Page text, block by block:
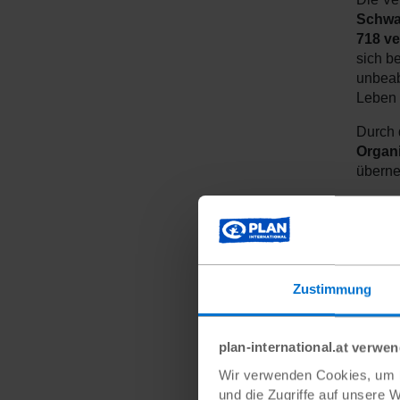
Zustimmung
plan-international.at
Wir verwenden Cookies,
und die Zugriffe auf unsere
718
sich
Durch
Wir
Eine